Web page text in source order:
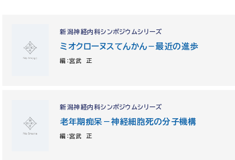
新潟神経内科シンポジウムシリーズ
ミオクローヌスてんかん－最近の進歩
編：宮武 正
新潟神経内科シンポジウムシリーズ
老年期痴呆－神経細胞死の分子機構
編：宮武 正